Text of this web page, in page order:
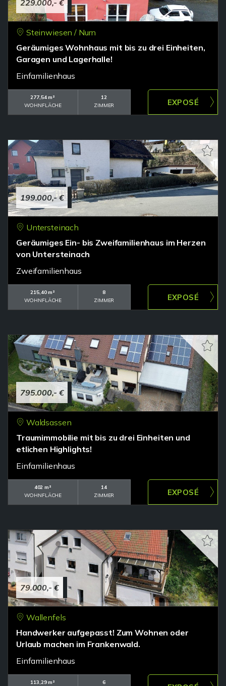
229.000,- €
Steinwiesen / Nurn
Geräumiges Wohnhaus mit bis zu drei Einheiten,
Garagen und Lagerhalle!
Einfamilienhaus
277,54 m²
WOHNFLÄCHE
12
ZIMMER
199.000,- €
Untersteinach
Geräumiges Ein- bis Zweifamilienhaus im Herzen
von Untersteinach
Zweifamilienhaus
215,40 m²
WOHNFLÄCHE
8
ZIMMER
795.000,- €
Waldsassen
Traumimmobilie mit bis zu drei Einheiten und
etlichen Highlights!
Einfamilienhaus
402 m²
WOHNFLÄCHE
14
ZIMMER
79.000,- €
Wallenfels
Handwerker aufgepasst! Zum Wohnen oder
Urlaub machen im Frankenwald.
Einfamilienhaus
113,29 m²
6